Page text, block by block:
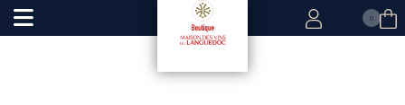
0